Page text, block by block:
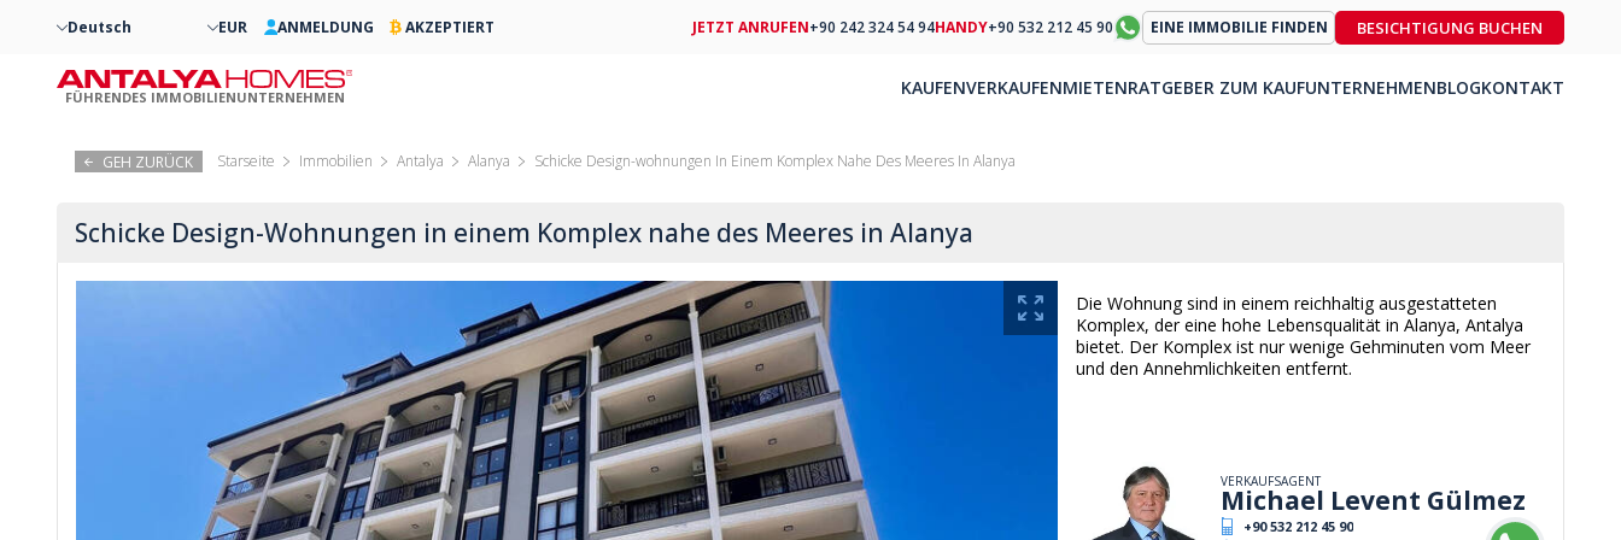
GEH ZURÜCK Starseite Immobilien Antalya Alanya Schicke Design-wohnungen In Einem Komplex Nahe Des Meeres In Alanya
Schicke Design-Wohnungen in einem Komplex nahe des Meeres in Alanya
Die Wohnung sind in einem reichhaltig ausgestatteten
Komplex, der eine hohe Lebensqualität in Alanya, Antalya
bietet. Der Komplex ist nur wenige Gehminuten vom Meer
und den Annehmlichkeiten entfernt.
VERKAUFSAGENT
Michael Levent Gülmez
+90 532 212 45 90
Deutsch EUR ANMELDUNG AKZEPTIERT
FÜHRENDES IMMOBILIENUNTERNEHMEN
JETZT ANRUFEN+90 242 324 54 94HANDY+90 532 212 45 90 EINE IMMOBILIE FINDEN BESICHTIGUNG BUCHEN
KAUFENVERKAUFENMIETENRATGEBER ZUM KAUFUNTERNEHMENBLOGKONTAKT